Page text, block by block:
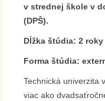
v strednej škole v
(DPŠ).
Dĺžka štúdia: 2 roky
Forma štúdia:
Technická univerzita
viac ako